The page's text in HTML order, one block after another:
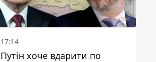
17:14
Путін хоче вдарити по